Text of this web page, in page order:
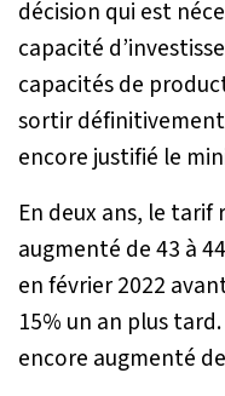
décision qui est
capacité
capacités de
sortir
encore justifié le
En deux ans, le
augmenté de 43 à
en février 2022
15% un an plus
encore augmenté